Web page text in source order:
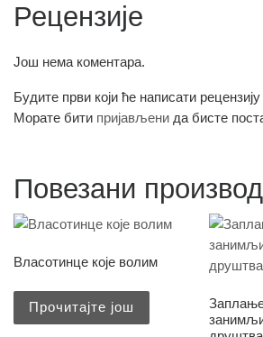
Рецензије
Још нема коментара.
Будите први који ће написати
Морате бити пријављени да бисте
Повезани
Власотинце које волим
Прочитајте још